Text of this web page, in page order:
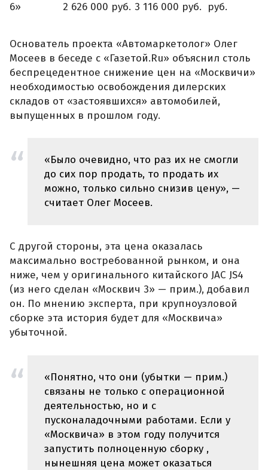
6»
2 626 000 руб. 3 116 000 руб.
руб.
Основатель проекта «Автомаркетолог» Олег
Мосеев в беседе с «Газетой.Ru» объяснил столь
беспрецедентное снижение цен на «Москвичи»
необходимостью освобождения дилерских
складов от «застоявшихся» автомобилей,
выпущенных в прошлом году.
«Было очевидно, что раз их не смогли
до сих пор продать, то продать их
можно, только сильно снизив цену», —
считает Олег Мосеев.
С другой стороны, эта цена оказалась
максимально востребованной рынком, и она
ниже, чем у оригинального китайского JAC JS4
(из него сделан «Москвич 3» — прим.), добавил
он. По мнению эксперта, при крупноузловой
сборке эта история будет для «Москвича»
убыточной.
«Понятно, что они (убытки — прим.)
связаны не только с операционной
деятельностью, но и с
пусконаладочными работами. Если у
«Москвича» в этом году получится
запустить полноценную сборку ,
нынешняя цена может оказаться